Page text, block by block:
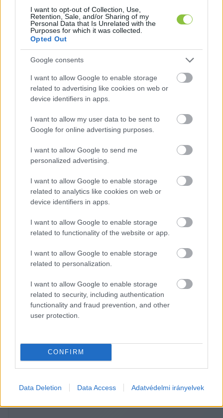
I want to opt-out of Collection, Use,
Retention, Sale, and/or Sharing of my
Personal Data that Is Unrelated with the
Purposes for which it was collected.
Opted Out
Google consents
I want to allow Google to enable storage
related to advertising like cookies on web or
device identifiers in apps.
I want to allow my user data to be sent to
Google for online advertising purposes.
I want to allow Google to send me
personalized advertising.
I want to allow Google to enable storage
related to analytics like cookies on web or
device identifiers in apps.
I want to allow Google to enable storage
related to functionality of the website or app.
I want to allow Google to enable storage
related to personalization.
I want to allow Google to enable storage
related to security, including authentication
functionality and fraud prevention, and other
user protection.
CONFIRM
Data Deletion Data Access Adatvédelmi irányelvek
feladatokat látja majd el.
A műsorszolgáltatás az 1956-os forradalom
hírszolgáltatás szünetel, az M1 filmeket vetít
.  A csatorna kedden délután leállított
filmjével indult újra.
Bacsó Péter filmje az egyik legnépszerűbb
magyar film, amelynek vetítését elkészülte után
Aczél György szinte azonnal betiltotta. Bár a film
a Rákosi-rendszerről szól, a Kádár-rendszer
kultúrpolitikusainak sem volt nehéz saját
magukat és saját rendszerüket meglátni a
szalagokon. Végül csak a '70-es évek végén
kezdték vetíteni a mozik - számolt be a
HIRDETÉS